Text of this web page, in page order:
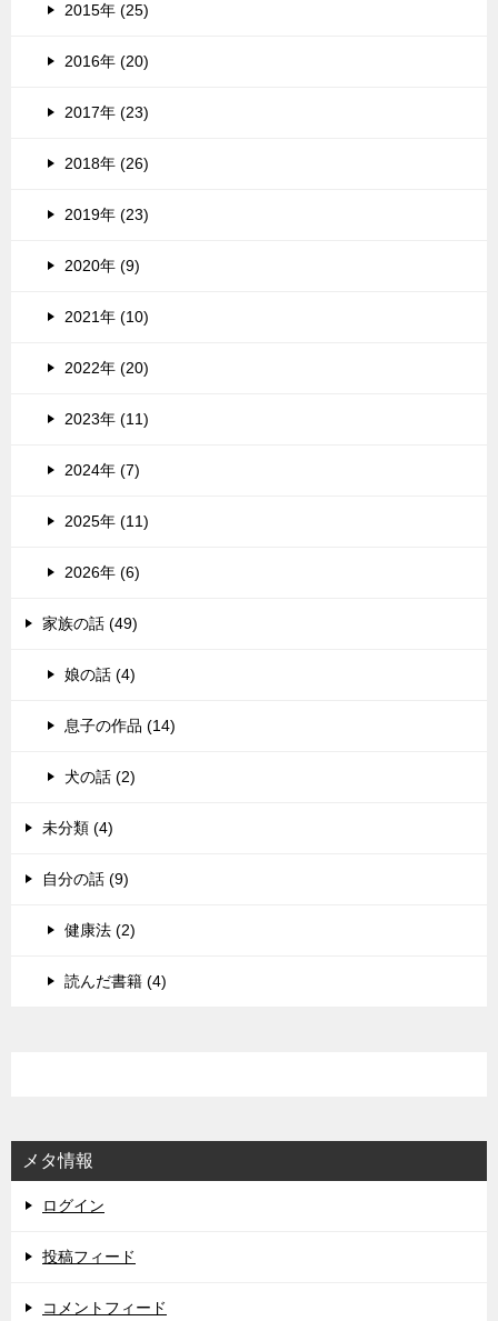
2015年 (25)
2016年 (20)
2017年 (23)
2018年 (26)
2019年 (23)
2020年 (9)
2021年 (10)
2022年 (20)
2023年 (11)
2024年 (7)
2025年 (11)
2026年 (6)
家族の話 (49)
娘の話 (4)
息子の作品 (14)
犬の話 (2)
未分類 (4)
自分の話 (9)
健康法 (2)
読んだ書籍 (4)
メタ情報
ログイン
投稿フィード
コメントフィード